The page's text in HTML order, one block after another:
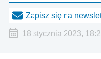
Zapisz się na
18 stycznia 2023,